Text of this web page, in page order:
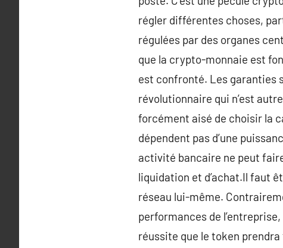
régler différentes choses,
régulées par des organes
que la crypto-monnaie est
est confronté. Les garanties
révolutionnaire qui n’est
forcément aisé de choisir la
dépendent pas d’une
activité bancaire ne peut
liquidation et d’achat.Il faut
réseau lui-même.
performances de
réussite que le token